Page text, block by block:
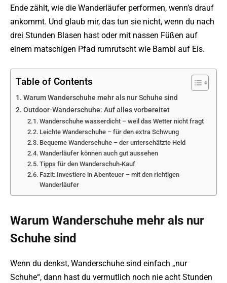
Ende zählt, wie die Wanderläufer performen, wenn’s drauf
ankommt. Und glaub mir, das tun sie nicht, wenn du nach
drei Stunden Blasen hast oder mit nassen Füßen auf
einem matschigen Pfad rumrutscht wie Bambi auf Eis.
Table of Contents
Warum Wanderschuhe mehr als nur Schuhe sind
Outdoor-Wanderschuhe: Auf alles vorbereitet
Wanderschuhe wasserdicht – weil das Wetter nicht fragt
Leichte Wanderschuhe – für den extra Schwung
Bequeme Wanderschuhe – der unterschätzte Held
Wanderläufer können auch gut aussehen
Tipps für den Wanderschuh-Kauf
Fazit: Investiere in Abenteuer – mit den richtigen
Wanderläufer
Warum Wanderschuhe mehr als nur
Schuhe sind
Wenn du denkst, Wanderschuhe sind einfach „nur
Schuhe“, dann hast du vermutlich noch nie acht Stunden